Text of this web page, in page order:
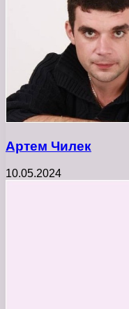
Артем Чилек
10.05.2024